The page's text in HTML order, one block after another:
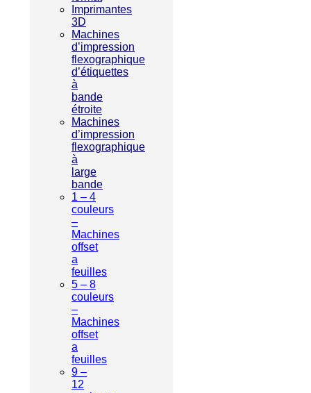
Imprimantes
3D
Machines
d’impression
flexographique
d’étiquettes
à
bande
étroite
Machines
d’impression
flexographique
à
large
bande
1 – 4
couleurs
–
Machines
offset
a
feuilles
5 – 8
couleurs
–
Machines
offset
a
feuilles
9 –
12